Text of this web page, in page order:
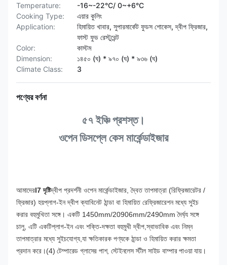
Temperature:
-16~-22°C/ 0~+6°C
Cooking Type:
এয়ার কুলিং
Application:
হিমায়িত খাবার, সুপারমার্কেট ফুডস শোকেস, দ্বীপ ফ্রিজার,
ফাস্ট ফুড রেস্টুরেন্ট
Color:
কাস্টম
Dimension:
১৪৫০ (ঘ) * ৯৭০ (ঘ) * ৯৩৬ (ঘ)
Climate Class:
3
পণ্যের বর্ণনা
৫৭ ইঞ্চি প্রশস্ত।
ওপেন ডিসপ্লে কেস মার্কেন্ডাইজার
আমাদেরI7 দৃষ্টিদ্বীপ প্রদর্শনী ওপেন মার্কেন্ডাইজার, দ্বৈত তাপমাত্রা (রিফ্রিজারেটর /
ফ্রিজার) হয়প্লাগ-ইন দ্বীপ ক্যাবিনেট ঠান্ডা বা হিমায়িত রেফ্রিজারেশন মধ্যে সুইচ
করার বহুমুখিতা সঙ্গে। একটি 1450mm/20906mm/2490mm দৈর্ঘ্য সঙ্গে
চালু, এটি একটিপ্লাগ-ইন এবং শক্তি-দক্ষতা বহুমুখী দ্বীপ,স্বাভাবিক এবং নিম্ন
তাপমাত্রার মধ্যে সুইচযোগ্য, যা ক্ষতিকারক পণ্যকে ঠান্ডা ও হিমায়িত করার ক্ষমতা
প্রদান করে।(4) টেম্পারেড গ্লাসের পাশ, স্টেইনলেস স্টীল সাইড বাম্পার পাওয়া যায়।